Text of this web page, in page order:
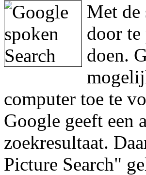
Met de
door te
doen.
computer toe te
Google geeft een
zoekresultaat.
Picture Search"